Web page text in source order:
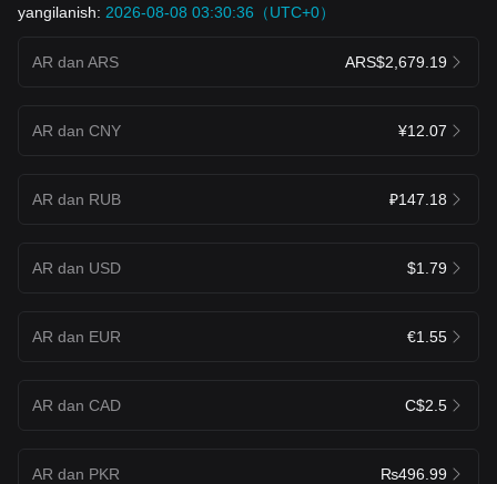
yangilanish: 2026-08-08 03:30:36（UTC+0）
AR dan ARS ARS$2,679.19
AR dan CNY ¥12.07
AR dan RUB ₽147.18
AR dan USD $1.79
AR dan EUR €1.55
AR dan CAD C$2.5
AR dan PKR ₨496.99